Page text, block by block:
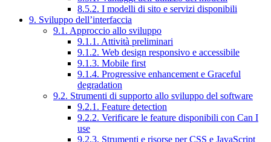
8.5.2. I modelli di sito e servizi disponibili
9. Sviluppo dell’interfaccia
9.1. Approccio allo sviluppo
9.1.1. Attività preliminari
9.1.2. Web design responsivo e accessibile
9.1.3. Mobile first
9.1.4. Progressive enhancement e Graceful
degradation
9.2. Strumenti di supporto allo sviluppo del software
9.2.1. Feature detection
9.2.2. Verificare le feature disponibili con Can I
use
9.2.3. Strumenti e risorse per CSS e JavaScript